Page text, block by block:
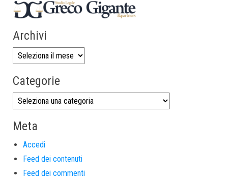
Archivi
Categorie
Meta
Accedi
Feed dei contenuti
Feed dei commenti